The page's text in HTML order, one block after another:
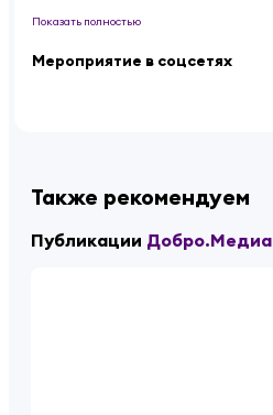
Показать полностью
Мероприятие в соцсетях
Также рекомендуем
Публикации Добро.Медиа